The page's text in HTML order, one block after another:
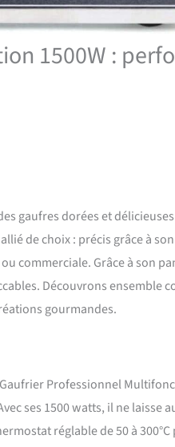
1500W :
gaufres dorées et
de choix : précis grâce à
commerciale. Grâce à son
Découvrons ensemble
gourmandes.
Professionnel
ses 1500 watts, il ne laisse
réglable de 50 à